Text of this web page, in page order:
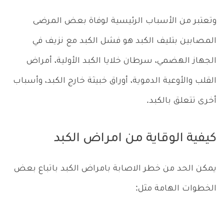
وتعتبر من الأسباب الرئيسية لوفاة بعض المرضى
المصابين بتليف الكبد هو فشل الكبد مع نزيف في
الجهاز الهضمي، سرطان خلايا الكبد الأولية، أمراض
القلب والأوعية الدموية، أوراق خبيثة خارج الكبد، وأسباب
أخرى تتعلق بالكبد.
كيفية الوقاية من امراض الكبد
يمكن الحد من خطر الاصابة بامراض الكبد باتباع بعض
الخطوات الهامة مثل: